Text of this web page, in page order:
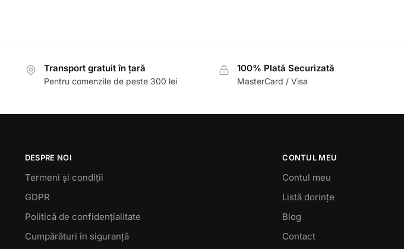
Transport gratuit în țară
Pentru comenzile de peste 300 lei
100% Plată Securizată
MasterCard / Visa
DESPRE NOI
Termeni și condiții
GDPR
Politică de confidențialitate
Cumpărături în siguranță
CONTUL MEU
Contul meu
Listă dorințe
Blog
Contact